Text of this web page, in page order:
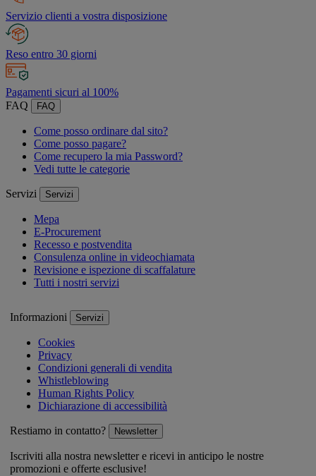
Servizio clienti a vostra disposizione
Reso entro 30 giorni
Pagamenti sicuri al 100%
FAQ
FAQ
Come posso ordinare dal sito?
Come posso pagare?
Come recupero la mia Password?
Vedi tutte le categorie
Servizi Servizi
Mepa
E-Procurement
Recesso e postvendita
Consulenza online in videochiamata
Revisione e ispezione di scaffalature
Tutti i nostri servizi
Informazioni Servizi
Cookies
Privacy
Condizioni generali di vendita
Whistleblowing
Human Rights Policy
Dichiarazione di accessibilità
Restiamo in contatto? Newsletter
Iscriviti alla nostra newsletter e ricevi in anticipo le nostre
promozioni e offerte esclusive!